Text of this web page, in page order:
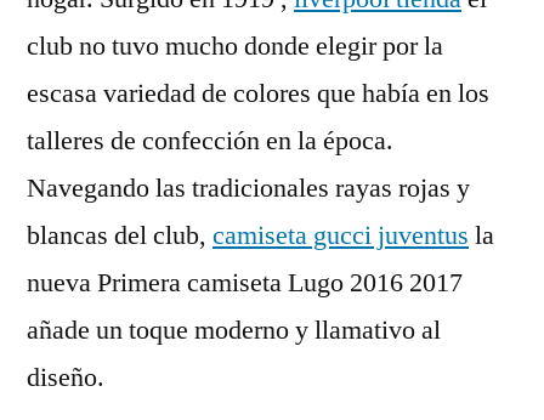
club no tuvo mucho donde elegir por la
escasa variedad de colores que había en los
talleres de confección en la época.
Navegando las tradicionales rayas rojas y
blancas del club, camiseta gucci juventus la
nueva Primera camiseta Lugo 2016 2017
añade un toque moderno y llamativo al
diseño.